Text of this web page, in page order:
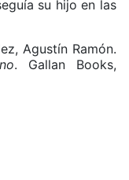
su hijo en las
Agustín Ramón.
. Gallan Books,